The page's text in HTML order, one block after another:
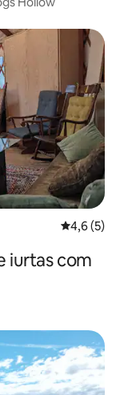
4,6 de
4,6 (5)
iurtas com